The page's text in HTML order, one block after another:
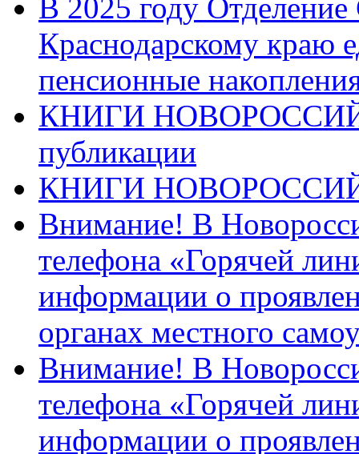
В 2025 году
Краснодарскому краю
пенсионные
КНИГИ
публикации
КНИГИ
Внимание! В
телефона «Горячей
информации о
органах местного
Внимание! В
телефона «Горячей
информации о